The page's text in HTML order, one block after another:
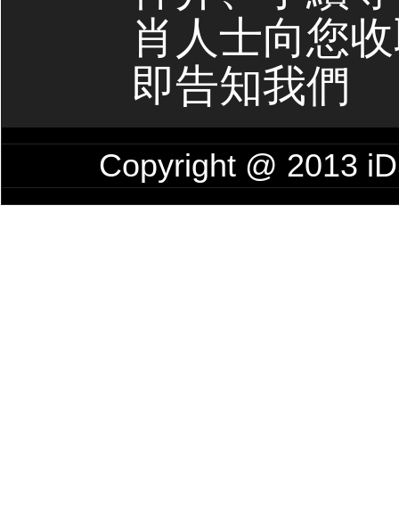
肖人士向您
即告知我們
Copyright @ 2013